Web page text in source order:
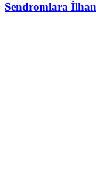
Sendromlara